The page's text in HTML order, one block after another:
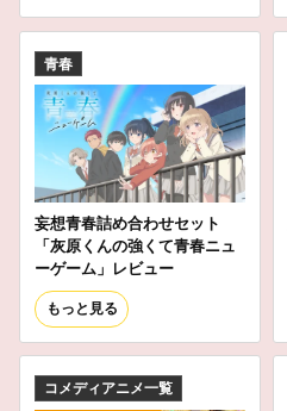
青春
妄想青春詰め合わせセット
「灰原くんの強くて青春ニュ
ーゲーム」レビュー
もっと見る
コメディアニメ一覧